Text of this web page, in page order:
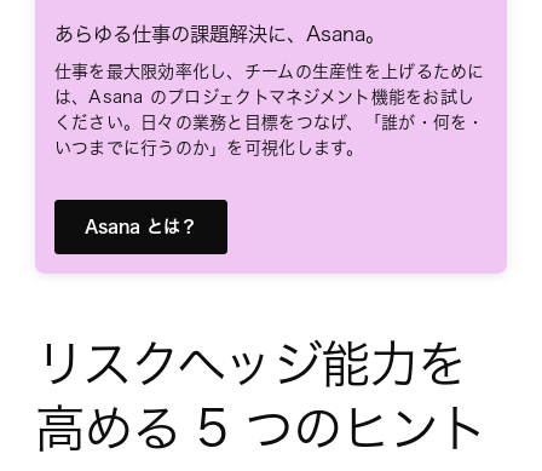
あらゆる仕事の課題解決に、Asana。
仕事を最大限効率化し、チームの生産性を上げるために
は、Asana のプロジェクトマネジメント機能をお試し
ください。日々の業務と目標をつなげ、「誰が・何を・
いつまでに行うのか」を可視化します。
Asana とは？
リスクヘッジ能力を
高める 5 つのヒント